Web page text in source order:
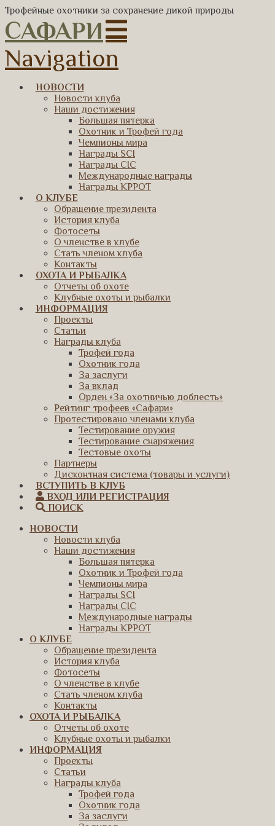
Трофейные охотники за сохранение дикой природы
САФАРИ
Navigation
НОВОСТИ
Новости клуба
Наши достижения
Большая пятерка
Охотник и Трофей года
Чемпионы мира
Награды SCI
Награды CIC
Международные награды
Награды КРРОТ
О КЛУБЕ
Обращение президента
История клуба
Фотосеты
О членстве в клубе
Стать членом клуба
Контакты
ОХОТА И РЫБАЛКА
Отчеты об охоте
Клубные охоты и рыбалки
ИНФОРМАЦИЯ
Проекты
Статьи
Награды клуба
Трофей года
Охотник года
За заслуги
За вклад
Орден «За охотничью доблесть»
Рейтинг трофеев «Сафари»
Протестировано членами клуба
Тестирование оружия
Тестирование снаряжения
Тестовые охоты
Партнеры
Дисконтная система (товары и услуги)
ВСТУПИТЬ В КЛУБ
ВХОД ИЛИ РЕГИСТРАЦИЯ
ПОИСК
НОВОСТИ
Новости клуба
Наши достижения
Большая пятерка
Охотник и Трофей года
Чемпионы мира
Награды SCI
Награды CIC
Международные награды
Награды КРРОТ
О КЛУБЕ
Обращение президента
История клуба
Фотосеты
О членстве в клубе
Стать членом клуба
Контакты
ОХОТА И РЫБАЛКА
Отчеты об охоте
Клубные охоты и рыбалки
ИНФОРМАЦИЯ
Проекты
Статьи
Награды клуба
Трофей года
Охотник года
За заслуги